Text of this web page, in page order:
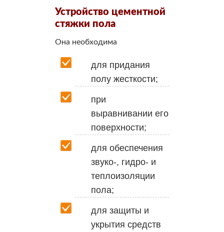
Устройство цементной
стяжки пола
Она необходима
для придания
полу жесткости;
при
выравнивании его
поверхности;
для обеспечения
звуко-, гидро- и
теплоизоляции
пола;
для защиты и
укрытия средств